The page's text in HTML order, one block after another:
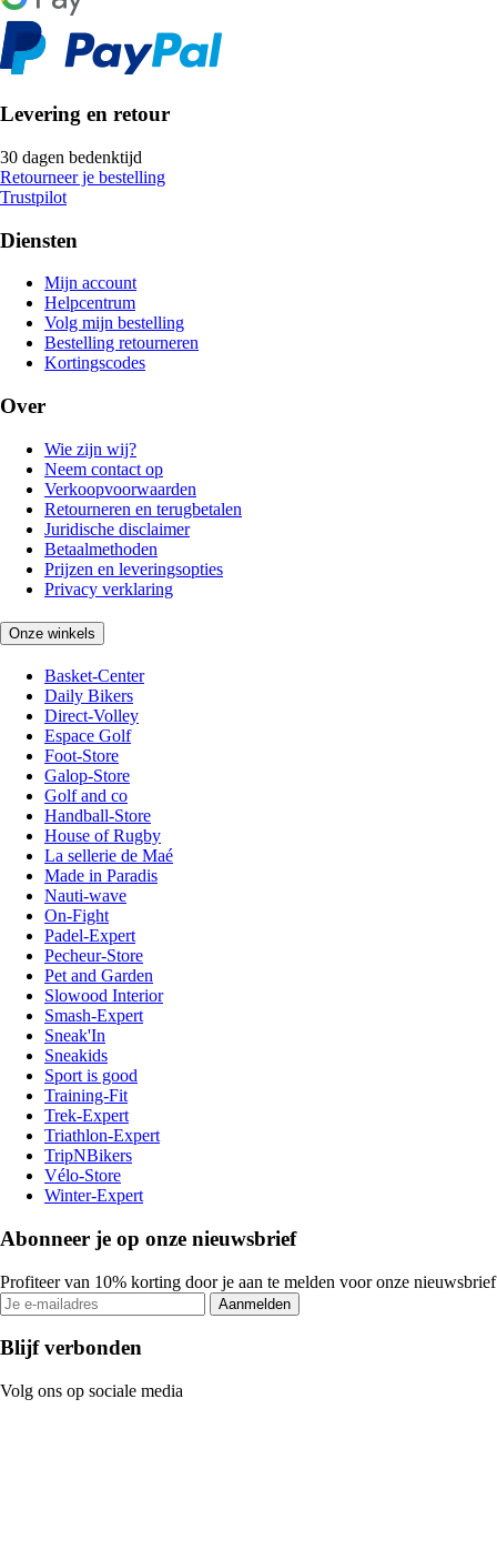
Levering en retour
30 dagen bedenktijd
Retourneer je bestelling
Trustpilot
Diensten
Mijn account
Helpcentrum
Volg mijn bestelling
Bestelling retourneren
Kortingscodes
Over
Wie zijn wij?
Neem contact op
Verkoopvoorwaarden
Retourneren en terugbetalen
Juridische disclaimer
Betaalmethoden
Prijzen en leveringsopties
Privacy verklaring
Onze winkels
Basket-Center
Daily Bikers
Direct-Volley
Espace Golf
Foot-Store
Galop-Store
Golf and co
Handball-Store
House of Rugby
La sellerie de Maé
Made in Paradis
Nauti-wave
On-Fight
Padel-Expert
Pecheur-Store
Pet and Garden
Slowood Interior
Smash-Expert
Sneak'In
Sneakids
Sport is good
Training-Fit
Trek-Expert
Triathlon-Expert
TripNBikers
Vélo-Store
Winter-Expert
Abonneer je op onze nieuwsbrief
Profiteer van 10% korting door je aan te melden voor onze nieuwsbrief
Aanmelden
Blijf verbonden
Volg ons op sociale media